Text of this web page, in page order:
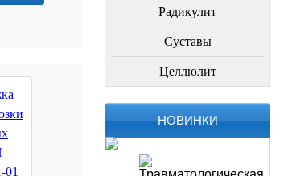
Радикулит
Суставы
Целлюлит
НОВИНКИ